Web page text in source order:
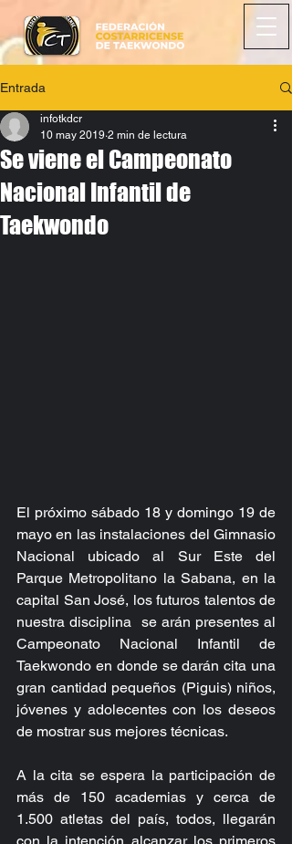
Entrada
Se viene el Campeonato
Nacional Infantil de
Taekwondo
infotkdcr
10 may 2019 2 min de lectura
El próximo sábado 18 y domingo 19 de
mayo en las instalaciones del Gimnasio
Nacional ubicado al Sur Este del
Parque Metropolitano la Sabana, en la
capital San José, los futuros talentos de
nuestra disciplina  se arán presentes al
Campeonato Nacional Infantil de
Taekwondo en donde se darán cita una
gran cantidad pequeños (Piguis) niños,
jóvenes y adolecentes con los deseos
de mostrar sus mejores técnicas.
A la cita se espera la participación de
más de 150 academias y cerca de
1.500 atletas del país, todos, llegarán